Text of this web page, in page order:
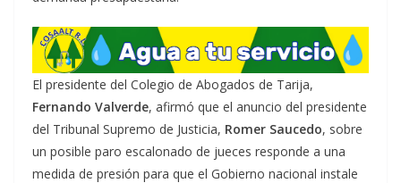
El presidente del Colegio de Abogados de Tarija,
Fernando Valverde, afirmó que el anuncio del presidente
del Tribunal Supremo de Justicia, Romer Saucedo, sobre
un posible paro escalonado de jueces responde a una
medida de presión para que el Gobierno nacional instale